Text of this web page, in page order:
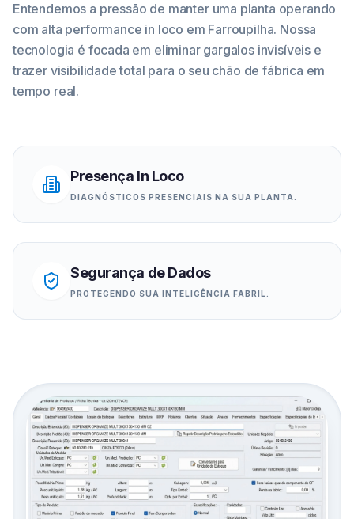
Entendemos a pressão de manter uma planta operando
com alta performance in loco em Farroupilha. Nossa
tecnologia é focada em eliminar gargalos invisíveis e
trazer visibilidade total para o seu chão de fábrica em
tempo real.
Presença In Loco
DIAGNÓSTICOS PRESENCIAIS NA SUA PLANTA.
Segurança de Dados
PROTEGENDO SUA INTELIGÊNCIA FABRIL.